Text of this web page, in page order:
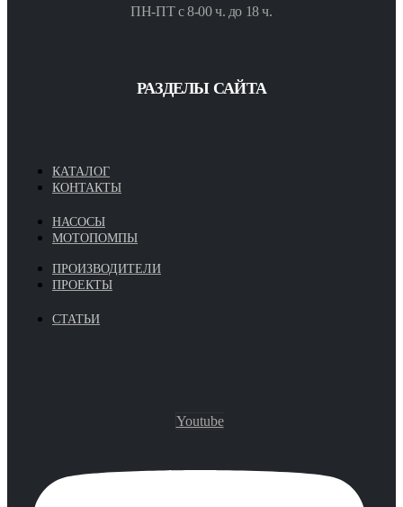
ПН-ПТ с 8-00 ч. до 18 ч.
РАЗДЕЛЫ САЙТА
КАТАЛОГ
КОНТАКТЫ
НАСОСЫ
МОТОПОМПЫ
ПРОИЗВОДИТЕЛИ
ПРОЕКТЫ
СТАТЬИ
Youtube